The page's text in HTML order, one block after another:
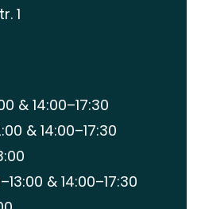
1
& 14:00–17:30
& 14:00–17:30
& 14:00–17:30